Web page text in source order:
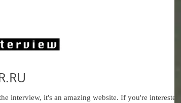
interview, it's an amazing website. If you're interested,